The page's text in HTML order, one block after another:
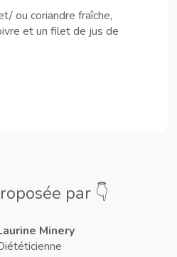
ou coriandre fraîche,
et un filet de jus de
par 👇
Minery